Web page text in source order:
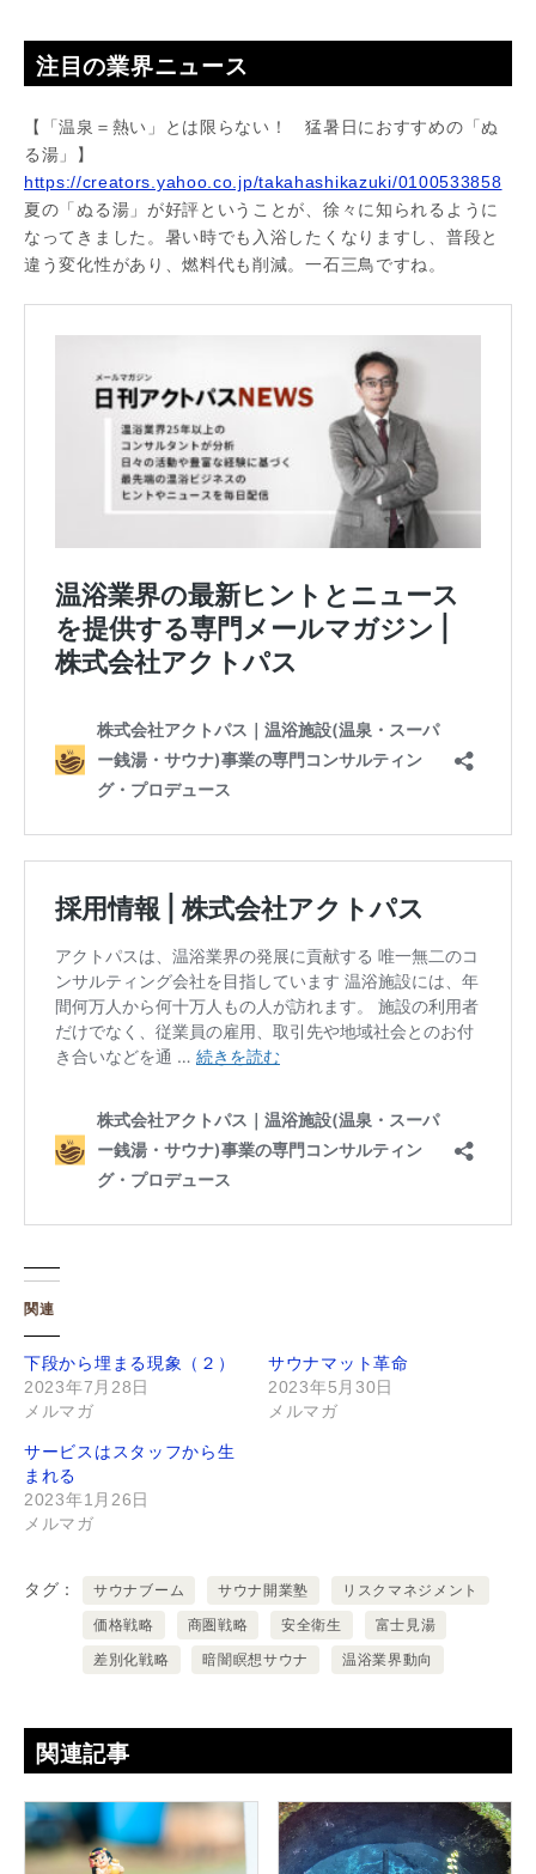
注目の業界ニュース
【「温泉＝熱い」とは限らない！ 猛暑日におすすめの「ぬ
る湯」】
https://creators.yahoo.co.jp/takahashikazuki/0100533858
夏の「ぬる湯」が好評ということが、徐々に知られるように
なってきました。暑い時でも入浴したくなりますし、普段と
違う変化性があり、燃料代も削減。一石三鳥ですね。
関連
下段から埋まる現象（２）
2023年7月28日
メルマガ
サウナマット革命
2023年5月30日
メルマガ
サービスはスタッフから生
まれる
2023年1月26日
メルマガ
タグ サウナブーム サウナ開業塾 リスクマネジメント
価格戦略 商圏戦略 安全衛生 富士見湯
差別化戦略 暗闇瞑想サウナ 温浴業界動向
関連記事